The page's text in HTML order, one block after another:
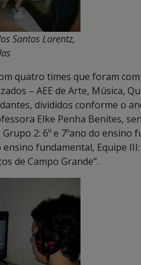
Santos Lorentz,
quatro times que foram
– AEE de Arte, Música,
divididos conforme o
Elke Penha Benites,
2: 6º e 7ºano do
ensino fundamental, Equipe
de Campo Grande’’.